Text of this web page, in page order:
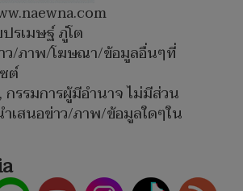
รเมษฐ์ ภู่โต
ว/ภาพ/โฆษณา/ข้อมูลอื่นๆที่
ต์
รรมการผู้มีอำนาจ ไม่มีส่วน
เสนอข่าว/ภาพ/ข้อมูลใดๆใน